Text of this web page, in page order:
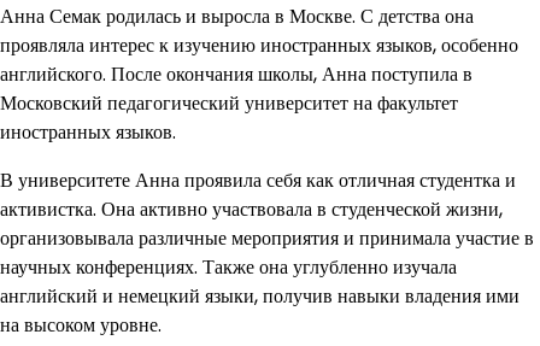
Анна Семак родилась и выросла в Москве. С детства она
проявляла интерес к изучению иностранных языков, особенно
английского. После окончания школы, Анна поступила в
Московский педагогический университет на факультет
иностранных языков.
В университете Анна проявила себя как отличная студентка и
активистка. Она активно участвовала в студенческой жизни,
организовывала различные мероприятия и принимала участие в
научных конференциях. Также она углубленно изучала
английский и немецкий языки, получив навыки владения ими
на высоком уровне.